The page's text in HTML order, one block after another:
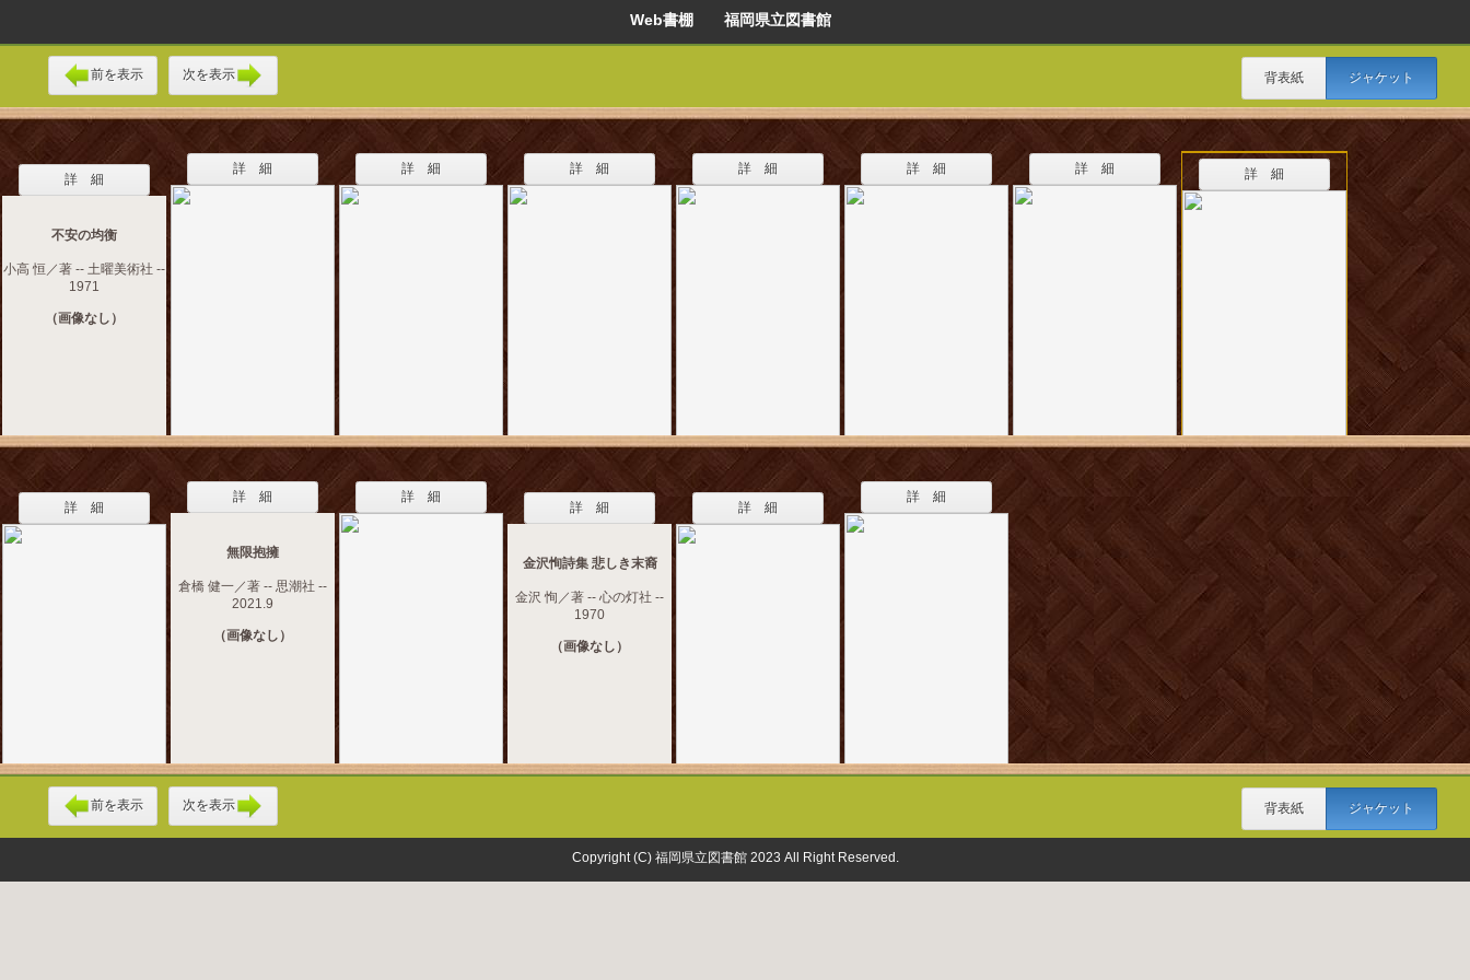
Web書棚 福岡県立図書館
前を表示 次を表示 背表紙 ジャケット
詳 細
不安の均衡
小高 恒／著 -- 土曜美術社 --
1971
（画像なし）
詳 細 詳 細 詳 細 詳 細 詳 細 詳 細 詳 細
詳 細
詳 細
無限抱擁
倉橋 健一／著 -- 思潮社 --
2021.9
（画像なし）
詳 細
詳 細
金沢恂詩集 悲しき末裔
金沢 恂／著 -- 心の灯社 --
1970
（画像なし）
詳 細
詳 細
前を表示 次を表示 背表紙 ジャケット
Copyright (C) 福岡県立図書館 2023 All Right Reserved.